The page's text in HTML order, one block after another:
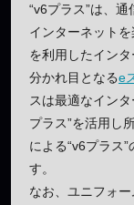
“v6プラス”は、
インターネット
を利用したイン
分かれ目となるe
スは最適なイン
プラス”を活用し
による“v6プラス
す。
なお、ユニフォ